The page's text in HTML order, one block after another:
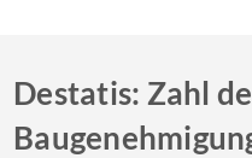
Destatis: Zahl